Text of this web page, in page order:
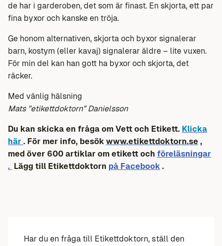
de har i garderoben, det som är finast. En skjorta, ett par
fina byxor och kanske en tröja.
Ge honom alternativen, skjorta och byxor signalerar
barn, kostym (eller kavaj) signalerar äldre – lite vuxen.
För min del kan han gott ha byxor och skjorta, det
räcker.
Med vänlig hälsning
Mats ”etikettdoktorn” Danielsson
Du kan skicka en fråga om Vett och Etikett. Klicka
här . För mer info, besök www.etikettdoktorn.se ,
med över 600 artiklar om etikett och föreläsningar
. Lägg till Etikettdoktorn på Facebook .
Har du en fråga till Etikettdoktorn, ställ den